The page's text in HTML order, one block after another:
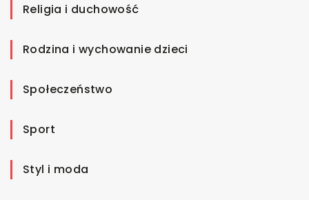
Religia i duchowość
Rodzina i wychowanie dzieci
Społeczeństwo
Sport
Styl i moda